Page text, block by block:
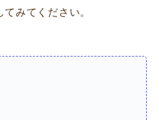
みてください。